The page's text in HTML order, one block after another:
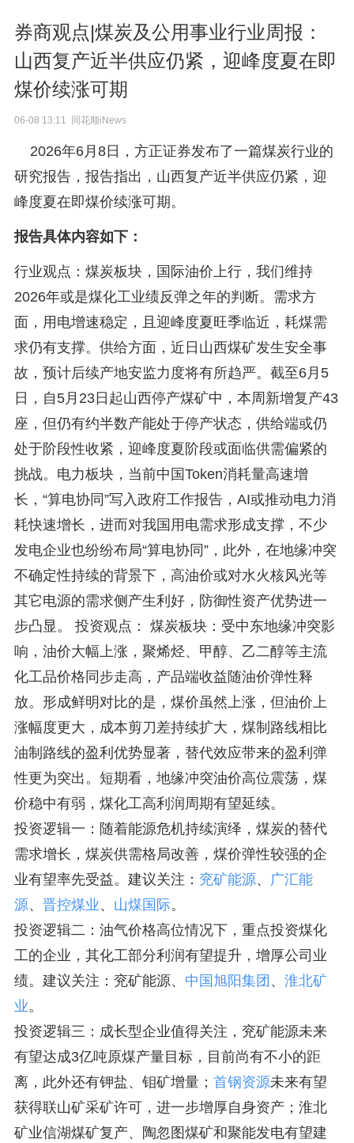
券商观点|煤炭及公用事业行业周报：
山西复产近半供应仍紧，迎峰度夏在即
煤价续涨可期
06-08 13:11 同花顺iNews
2026年6月8日，方正证券发布了一篇煤炭行业的
研究报告，报告指出，山西复产近半供应仍紧，迎
峰度夏在即煤价续涨可期。
报告具体内容如下：
行业观点：煤炭板块，国际油价上行，我们维持
2026年或是煤化工业绩反弹之年的判断。需求方
面，用电增速稳定，且迎峰度夏旺季临近，耗煤需
求仍有支撑。供给方面，近日山西煤矿发生安全事
故，预计后续产地安监力度将有所趋严。截至6月5
日，自5月23日起山西停产煤矿中，本周新增复产43
座，但仍有约半数产能处于停产状态，供给端或仍
处于阶段性收紧，迎峰度夏阶段或面临供需偏紧的
挑战。电力板块，当前中国Token消耗量高速增
长，“算电协同”写入政府工作报告，AI或推动电力消
耗快速增长，进而对我国用电需求形成支撑，不少
发电企业也纷纷布局“算电协同”，此外，在地缘冲突
不确定性持续的背景下，高油价或对水火核风光等
其它电源的需求侧产生利好，防御性资产优势进一
步凸显。 投资观点： 煤炭板块：受中东地缘冲突影
响，油价大幅上涨，聚烯烃、甲醇、乙二醇等主流
化工品价格同步走高，产品端收益随油价弹性释
放。形成鲜明对比的是，煤价虽然上涨，但油价上
涨幅度更大，成本剪刀差持续扩大，煤制路线相比
油制路线的盈利优势显著，替代效应带来的盈利弹
性更为突出。短期看，地缘冲突油价高位震荡，煤
价稳中有弱，煤化工高利润周期有望延续。
投资逻辑一：随着能源危机持续演绎，煤炭的替代
需求增长，煤炭供需格局改善，煤价弹性较强的企
业有望率先受益。建议关注： 兖矿能源、
广汇能
源、 晋控煤业、 山煤国际。
投资逻辑二：油气价格高位情况下，重点投资煤化
工的企业，其化工部分利润有望提升，增厚公司业
绩。建议关注：兖矿能源、 中国旭阳集团 、 淮北矿
业。
投资逻辑三：成长型企业值得关注，兖矿能源未来
有望达成3亿吨原煤产量目标，目前尚有不小的距
离，此外还有钾盐、钼矿增量； 首钢资源未来有望
获得联山矿采矿许可，进一步增厚自身资产；淮北
矿业信湖煤矿复产、陶忽图煤矿和聚能发电有望建